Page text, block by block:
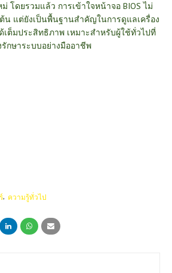
โดยรวมแล้ว การเข้าใจหน้าจอ BIOS ไม่
น แต่ยังเป็นพื้นฐานสำคัญในการดูแลเครื่อง
เต็มประสิทธิภาพ เหมาะสำหรับผู้ใช้ทั่วไปที่
รักษาระบบอย่างมืออาชีพ
ความรู้ทั่วไป